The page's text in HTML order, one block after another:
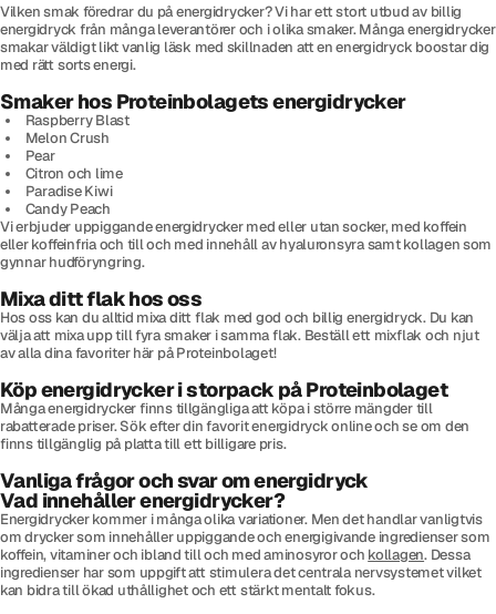
Vilken smak föredrar du på energidrycker? Vi har ett stort utbud av billig
energidryck från många leverantörer och i olika smaker. Många energidrycker
smakar väldigt likt vanlig läsk med skillnaden att en energidryck boostar dig
med rätt sorts energi.
Smaker hos Proteinbolagets energidrycker
Raspberry Blast
Melon Crush
Pear
Citron och lime
Paradise Kiwi
Candy Peach
Vi erbjuder uppiggande energidrycker med eller utan socker, med koffein
eller koffeinfria och till och med innehåll av hyaluronsyra samt kollagen som
gynnar hudföryngring.
Mixa ditt flak hos oss
Hos oss kan du alltid mixa ditt flak med god och billig energidryck. Du kan
välja att mixa upp till fyra smaker i samma flak. Beställ ett mixflak och njut
av alla dina favoriter här på Proteinbolaget!
Köp energidrycker i storpack på Proteinbolaget
Många energidrycker finns tillgängliga att köpa i större mängder till
rabatterade priser. Sök efter din favorit energidryck online och se om den
finns tillgänglig på platta till ett billigare pris.
Vanliga frågor och svar om energidryck
Vad innehåller energidrycker?
Energidrycker kommer i många olika variationer. Men det handlar vanligtvis
om drycker som innehåller uppiggande och energigivande ingredienser som
koffein, vitaminer och ibland till och med aminosyror och kollagen. Dessa
ingredienser har som uppgift att stimulera det centrala nervsystemet vilket
kan bidra till ökad uthållighet och ett stärkt mentalt fokus.